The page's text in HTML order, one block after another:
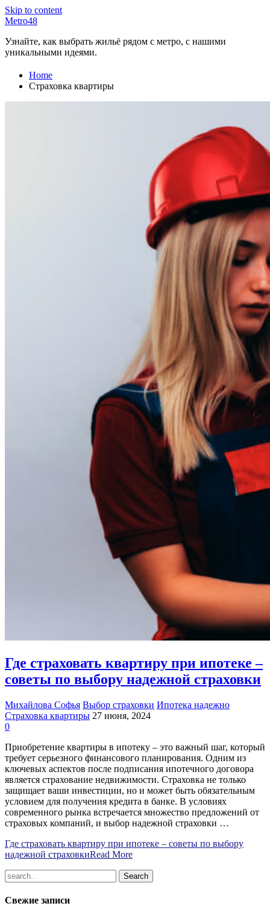
Skip to content
Metro48
Узнайте, как выбрать жильё рядом с метро, с нашими
уникальными идеями.
Home
Страховка квартиры
Где страховать квартиру при ипотеке –
советы по выбору надежной страховки
Михайлова Софья Выбор страховки Ипотека надежно
Страховка квартиры 27 июня, 2024
0
Приобретение квартиры в ипотеку – это важный шаг, который
требует серьезного финансового планирования. Одним из
ключевых аспектов после подписания ипотечного договора
является страхование недвижимости. Страховка не только
защищает ваши инвестиции, но и может быть обязательным
условием для получения кредита в банке. В условиях
современного рынка встречается множество предложений от
страховых компаний, и выбор надежной страховки …
Где страховать квартиру при ипотеке – советы по выбору
надежной страховкиRead More
Свежие записи